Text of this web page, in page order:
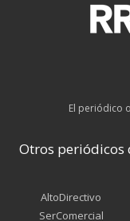
El periódico
Otros periódicos
AltoDirectivo
SerComercial